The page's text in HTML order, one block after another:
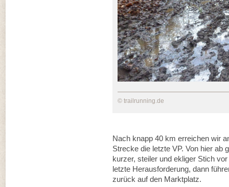
© trailrunning.de
Nach knapp 40 km erreichen wir
Strecke die letzte VP. Von hier ab
kurzer, steiler und ekliger Stich
letzte Herausforderung, dann
zurück auf den Marktplatz.